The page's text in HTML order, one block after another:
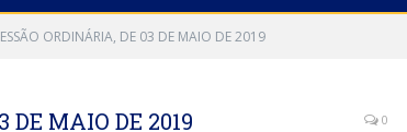
ORDINÁRIA, DE 03 DE MAIO DE 2019
DE MAIO DE 2019 0